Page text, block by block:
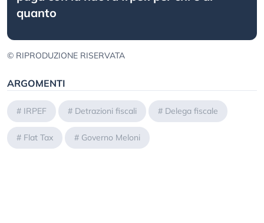
quanto
© RIPRODUZIONE RISERVATA
ARGOMENTI
# IRPEF # Detrazioni fiscali # Delega fiscale
# Flat Tax # Governo Meloni